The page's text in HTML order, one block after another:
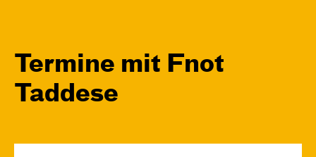
Termine mit Fnot
Taddese